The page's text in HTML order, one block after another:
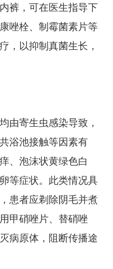
裤，可在医生指导下
唑栓、制霉菌素片等
，以抑制真菌生长，
由寄生虫感染导致，
浴池接触等因素有
、泡沫状黄绿色白
等症状。此类情况具
患者应剃除阴毛并煮
甲硝唑片、替硝唑
病原体，阻断传播途